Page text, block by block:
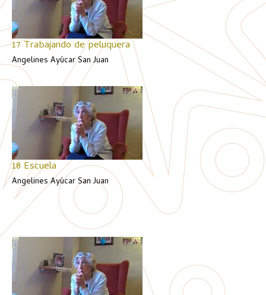
17 Trabajando de peluquera
Angelines Ayúcar San Juan
18 Escuela
Angelines Ayúcar San Juan